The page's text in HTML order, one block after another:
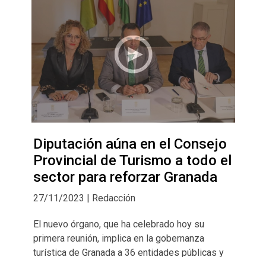
Diputación aúna en el Consejo
Provincial de Turismo a todo el
sector para reforzar Granada
27/11/2023 | Redacción
El nuevo órgano, que ha celebrado hoy su
primera reunión, implica en la gobernanza
turística de Granada a 36 entidades públicas y